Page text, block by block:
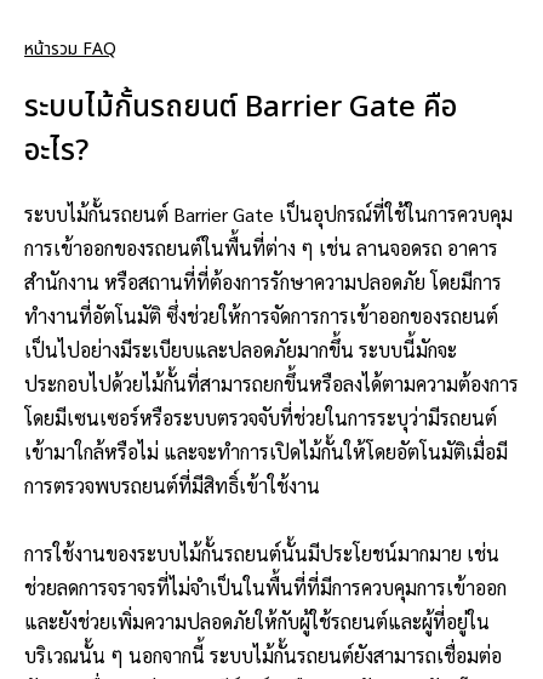
หน้ารวม FAQ
ระบบไม้กั้นรถยนต์ Barrier Gate คือ
อะไร?
ระบบไม้กั้นรถยนต์ Barrier Gate เป็นอุปกรณ์ที่ใช้ในการควบคุม
การเข้าออกของรถยนต์ในพื้นที่ต่าง ๆ เช่น ลานจอดรถ อาคาร
สำนักงาน หรือสถานที่ที่ต้องการรักษาความปลอดภัย โดยมีการ
ทำงานที่อัตโนมัติ ซึ่งช่วยให้การจัดการการเข้าออกของรถยนต์
เป็นไปอย่างมีระเบียบและปลอดภัยมากขึ้น ระบบนี้มักจะ
ประกอบไปด้วยไม้กั้นที่สามารถยกขึ้นหรือลงได้ตามความต้องการ
โดยมีเซนเซอร์หรือระบบตรวจจับที่ช่วยในการระบุว่ามีรถยนต์
เข้ามาใกล้หรือไม่ และจะทำการเปิดไม้กั้นให้โดยอัตโนมัติเมื่อมี
การตรวจพบรถยนต์ที่มีสิทธิ์เข้าใช้งาน
การใช้งานของระบบไม้กั้นรถยนต์นั้นมีประโยชน์มากมาย เช่น
ช่วยลดการจราจรที่ไม่จำเป็นในพื้นที่ที่มีการควบคุมการเข้าออก
และยังช่วยเพิ่มความปลอดภัยให้กับผู้ใช้รถยนต์และผู้ที่อยู่ใน
บริเวณนั้น ๆ นอกจากนี้ ระบบไม้กั้นรถยนต์ยังสามารถเชื่อมต่อ